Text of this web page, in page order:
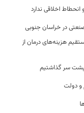
اخلاقی ندارد
صنعتی در خراسان جنوبی
هزینه‌های درمان از
پشت سر گذاشتیم
و دولت